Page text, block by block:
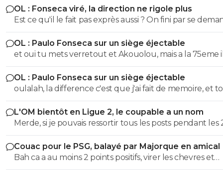
OL : Fonseca viré, la direction ne rigole plus
Est ce qu'il le fait pas exprès aussi ? On fini par se
Même si on peux se douter que le mercato n'est pas
fait terminé, si on continu comme ca on va droit à la
catastrophe.
OL : Paulo Fonseca sur un siège éjectable
et oui tu mets verretout et Akouolou, mais a la 75eme
sont plus sur le terrain et tu es en position de qualifié
OL : Paulo Fonseca sur un siège éjectable
oulalah, la difference c'est que j'ai fait de memoire, et
été vérifier. 55eme donc 35 au lieu de 25, et 19eme
au lieu de 75, quel mensonge. Avocat, tu serais commis
d'office, un avocat à 2 balles. Et en plus ce n'est pas si
puisqu'au retour il y a eu 7 min de temps additionel
a joué 78 min à 10 Et encore une fois rien a voir de
quand tu dois ne pas encaisser ou que tu dois marquer. Mais
L'OM bientôt en Ligue 2, le coupable a un nom
Merde, si je pouvais ressortir tous les posts pendant les
dernieres années ou je denoncais cet imposteur ... et
insultes de ses groupies qui voulaient me faire avaler sa
semence comme eux ...
Couac pour le PSG, balayé par Majorque en amical
Bah ca a au moins 2 points positifs, virer les chevres et